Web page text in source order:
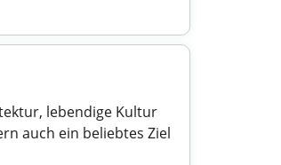
lebendige Kultur
auch ein beliebtes Ziel